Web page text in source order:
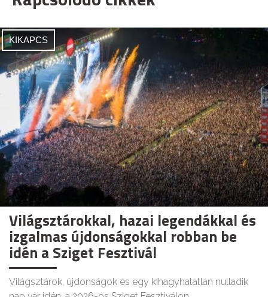
KIKAPCS
Világsztárokkal, hazai legendákkal és
izgalmas újdonságokkal robban be
idén a Sziget Fesztivál
Világsztárok, újdonságok és egy kihagyhatatlan nulladik